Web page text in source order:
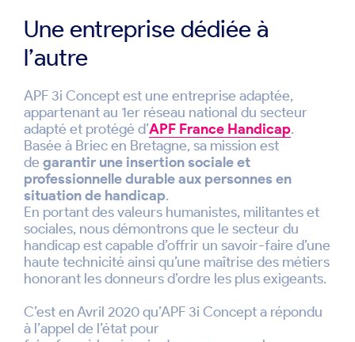
Une entreprise dédiée à
l’autre
APF 3i Concept est une entreprise adaptée,
appartenant au 1er réseau national du secteur
adapté et protégé d’APF France Handicap.
Basée à Briec en Bretagne, sa mission est
de garantir une insertion sociale et
professionnelle durable aux personnes en
situation de handicap.
En portant des valeurs humanistes, militantes et
sociales, nous démontrons que le secteur du
handicap est capable d’offrir un savoir-faire d’une
haute technicité ainsi qu’une maîtrise des métiers
honorant les donneurs d’ordre les plus exigeants.
C’est en Avril 2020 qu’APF 3i Concept a répondu
à l’appel de l’état pour